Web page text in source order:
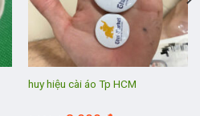
huy hiệu cài áo Tp HCM